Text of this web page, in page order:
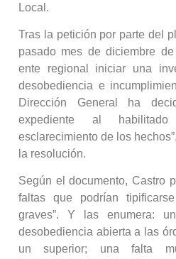
Local.
Tras la petición por parte del
pasado mes de diciembre
ente regional iniciar una
desobediencia e
Dirección General ha
expediente al
esclarecimiento de los
la resolución.
Según el documento, Castro
faltas que podrían
graves”. Y las enumera:
desobediencia abierta a las
un superior; una falta